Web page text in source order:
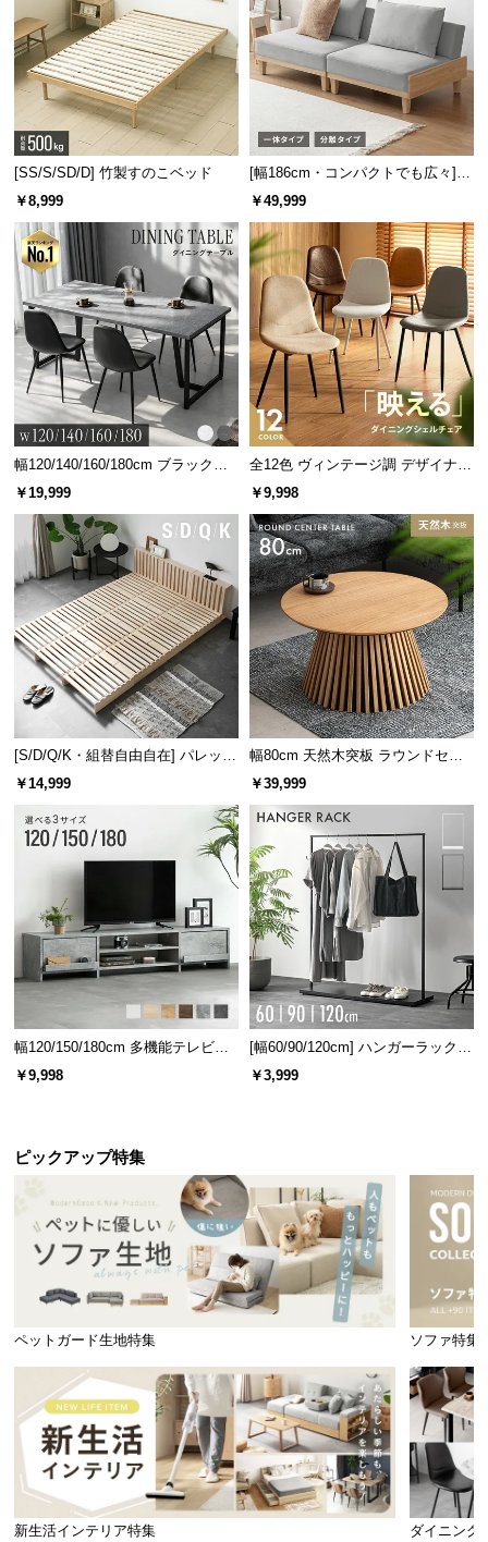
[SS/S/SD/D] 竹製すのこベッド
￥8,999
[幅186cm・コンパクトでも広々] 3
人掛けソファベッド リクライニン
￥49,999
幅120/140/160/180cm ブラックフ
レーム ダイニング 大理石調 4人掛
￥19,999
全12色 ヴィンテージ調 デザイナー
ズシェルチェア
￥9,998
[S/D/Q/K・組替自由自在] パレット
ベッド 8/12/16枚セット
￥14,999
幅80cm 天然木突板 ラウンドセン
ターテーブル 美しい格子デザイン
￥39,999
幅120/150/180cm 多機能テレビボ
ード 木目/石目調 オープン収納・
￥9,998
[幅60/90/120cm] ハンガーラック
スチール 4段階高さ調節 サイドフ
￥3,999
ピックアップ特集
ペットガード生地特集 ソファ特集
新生活インテリア特集 ダイニング